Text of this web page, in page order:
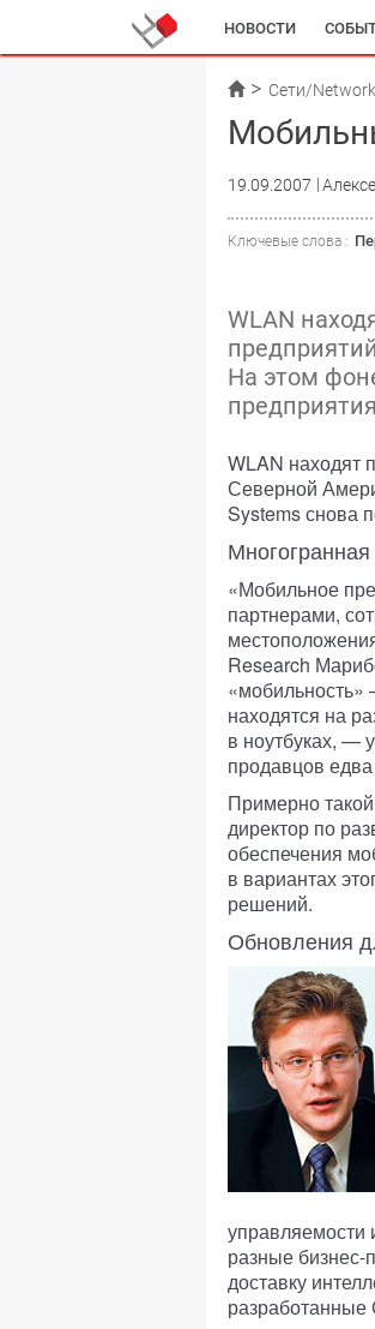
НОВОСТИ
Сети/
19.09.2007
Ключевые слова :
WLAN
На этом
WLAN находят
Северной
Systems снова
«Мобильное
партнерами,
Research
«мобильность»
находятся на
в ноутбуках, —
продавцов
Примерно
директор по
обеспечения
в вариантах
решений.
Обновления
управляемости
разные бизнес-
доставку
разработанные